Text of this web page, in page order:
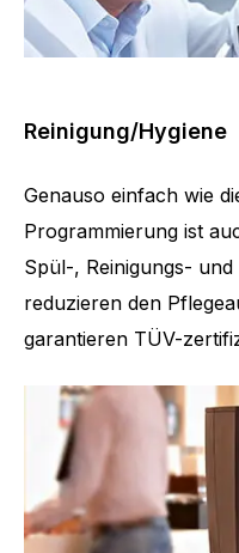
Reinigung/Hygiene
Genauso einfach wie
Programmierung ist
Spül-, Reinigungs-
reduzieren den
garantieren TÜV-